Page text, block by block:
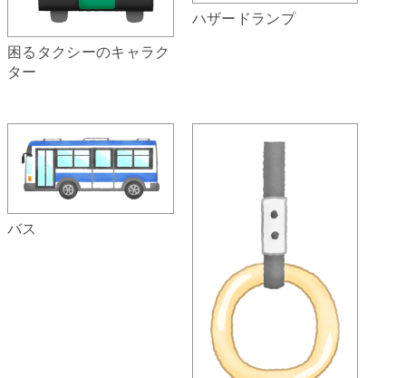
困るタクシーのキャラク
ター
ハザードランプ
バス